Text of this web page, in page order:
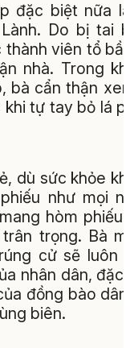
đặc biệt nữa
Do bị tai
thành viên tổ
nhà. Trong
bà cẩn thận
tự tay bỏ lá
dù sức khỏe
như mọi
hòm phiếu
trọng. Bà
cử sẽ luôn
nhân dân, đặc
đồng bào
biên.